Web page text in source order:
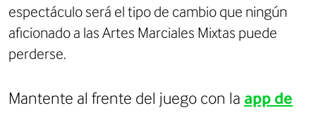
espectáculo será el tipo de cambio que ningún
aficionado a las Artes Marciales Mixtas puede
perderse.
Mantente al frente del juego con la app de